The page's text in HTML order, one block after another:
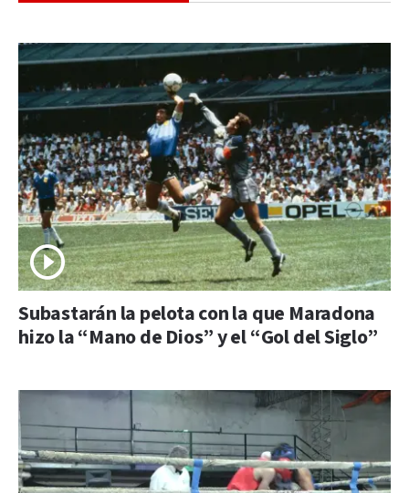
Subastarán la pelota con la que Maradona
hizo la “Mano de Dios” y el “Gol del Siglo”